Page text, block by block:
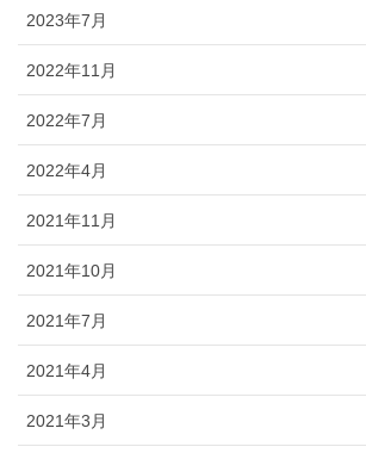
2023年7月
2022年11月
2022年7月
2022年4月
2021年11月
2021年10月
2021年7月
2021年4月
2021年3月